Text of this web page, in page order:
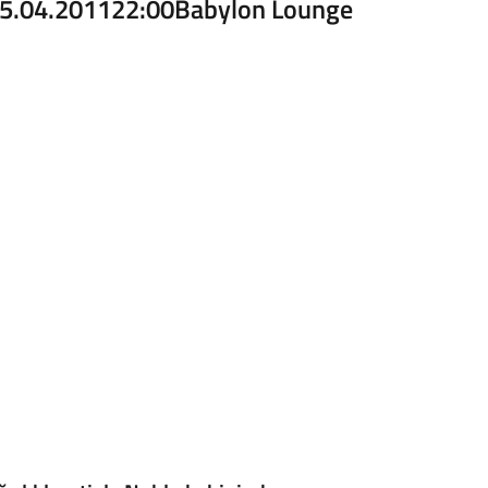
22:00Babylon Lounge